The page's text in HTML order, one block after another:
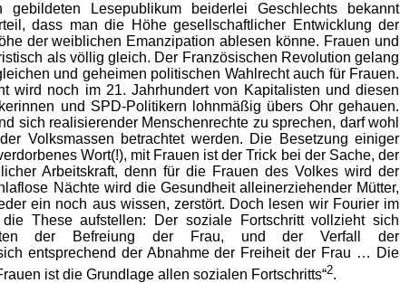
Lesepublikum beiderlei Geschlechts bekannt
dass man die Höhe gesellschaftlicher Entwicklung der
der weiblichen Emanzipation ablesen könne. Frauen und
als völlig gleich. Der Französischen Revolution gelang
und geheimen politischen Wahlrecht auch für Frauen.
wird noch im 21. Jahrhundert von Kapitalisten und diesen
und SPD-Politikern lohnmäßig übers Ohr gehauen.
sich realisierender Menschenrechte zu sprechen, darf wohl
Volksmassen betrachtet werden. Die Besetzung einiger
Wort(!), mit Frauen ist der Trick bei der Sache, der
Arbeitskraft, denn für die Frauen des Volkes wird der
Nächte wird die Gesundheit alleinerziehender Mütter,
ein noch aus wissen, zerstört. Doch lesen wir Fourier im
These aufstellen: Der soziale Fortschritt vollzieht sich
der Befreiung der Frau, und der Verfall der
entsprechend der Abnahme der Freiheit der Frau … Die
ist die Grundlage allen sozialen Fortschritts“2.